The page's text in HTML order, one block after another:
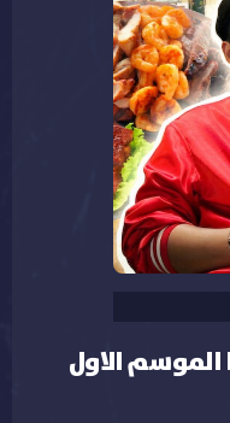
برنامج Ready or Not Texas الموسم الاول